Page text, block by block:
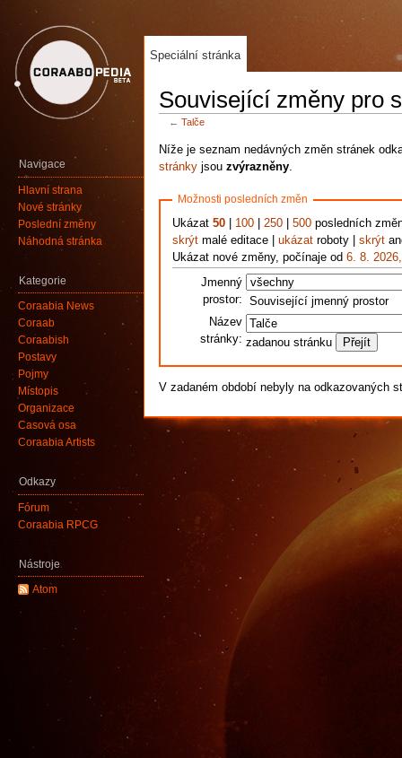
Související změny pro
← Talče
Níže je seznam nedávných změn stránek
stránky jsou zvýrazněny
Možnosti posledních změn
Ukázat 50| 100| 250| 500posledních
skrýtmalé editace | ukázatroboty | skrýt
Ukázat nové změny, počínaje od 6. 8.
Jmenný
prostor: Související jmenný prostor
Název
stránky: zadanou stránku
V zadaném období nebyly na odkazovaných
Speciální stránka
Navigace
Hlavní strana
Nové stránky
Poslední změny
Náhodná stránka
Kategorie
Coraabia News
Coraab
Coraabish
Postavy
Pojmy
Místopis
Organizace
Časová osa
Coraabia Artists
Odkazy
Fórum
Coraabia RPCG
Nástroje
Atom